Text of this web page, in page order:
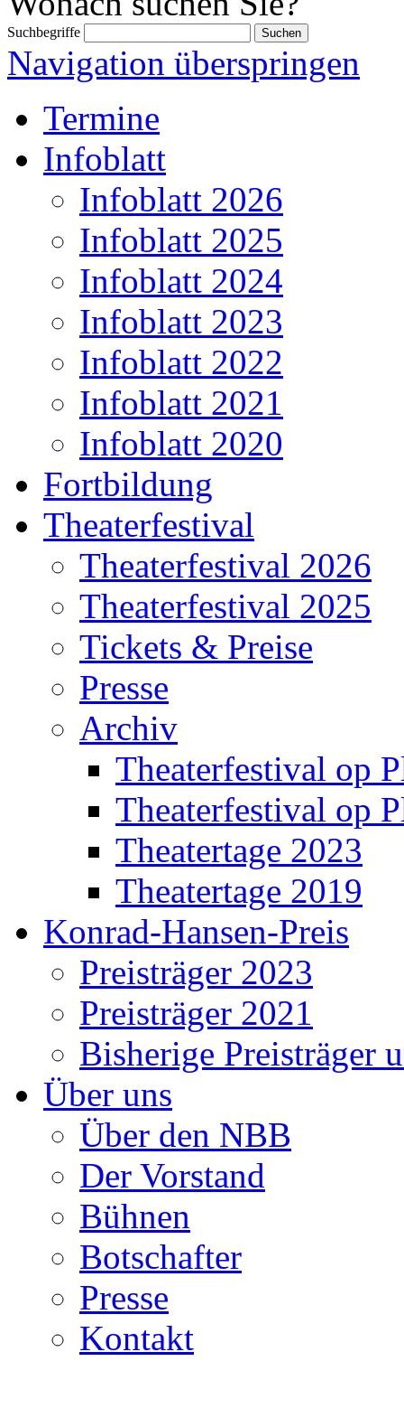
Suchbegriffe
Navigation überspringen
Termine
Infoblatt
Infoblatt 2026
Infoblatt 2025
Infoblatt 2024
Infoblatt 2023
Infoblatt 2022
Infoblatt 2021
Infoblatt 2020
Fortbildung
Theaterfestival
Theaterfestival 2026
Theaterfestival 2025
Tickets & Preise
Presse
Archiv
Theaterfestival op
Theaterfestival op
Theatertage 2023
Theatertage 2019
Konrad-Hansen-Preis
Preisträger 2023
Preisträger 2021
Bisherige Preisträger
Über uns
Über den NBB
Der Vorstand
Bühnen
Botschafter
Presse
Kontakt